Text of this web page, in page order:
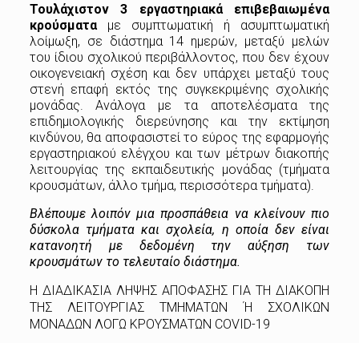
Τουλάχιστον 3 εργαστηριακά επιβεβαιωμένα
κρούσματα με συμπτωματική ή ασυμπτωματική
λοίμωξη, σε διάστημα 14 ημερών, μεταξύ μελών
του ίδιου σχολικού περιβάλλοντος, που δεν έχουν
οικογενειακή σχέση και δεν υπάρχει μεταξύ τους
στενή επαφή εκτός της συγκεκριμένης σχολικής
μονάδας. Ανάλογα με τα αποτελέσματα της
επιδημιολογικής διερεύνησης και την εκτίμηση
κινδύνου, θα αποφασιστεί το εύρος της εφαρμογής
εργαστηριακού ελέγχου και των μέτρων διακοπής
λειτουργίας της εκπαιδευτικής μονάδας (τμήματα
κρουσμάτων, άλλο τμήμα, περισσότερα τμήματα).
Βλέπουμε λοιπόν μια προσπάθεια να κλείνουν πιο
δύσκολα τμήματα και σχολεία, η οποία δεν είναι
κατανοητή με δεδομένη την αύξηση των
κρουσμάτων το τελευταίο διάστημα.
Η ΔΙΑΔΙΚΑΣΙΑ ΛΗΨΗΣ ΑΠΟΦΑΣΗΣ ΓΙΑ ΤΗ ΔΙΑΚΟΠΗ
ΤΗΣ ΛΕΙΤΟΥΡΓΙΑΣ ΤΜΗΜΑΤΩΝ Ή ΣΧΟΛΙΚΩΝ
ΜΟΝΑΔΩΝ ΛΟΓΩ ΚΡΟΥΣΜΑΤΩΝ COVID-19